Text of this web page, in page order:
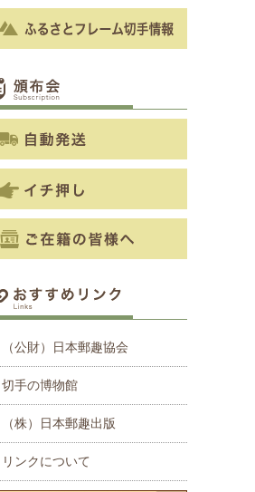
（公財）日本郵趣協会
切手の博物館
（株）日本郵趣出版
リンクについて